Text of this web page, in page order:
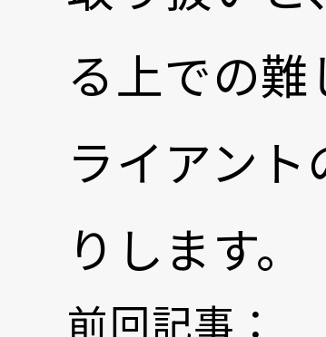
る上での
ライアン
りします。
前回記事：